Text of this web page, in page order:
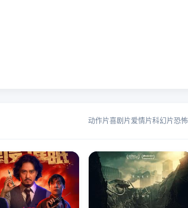
动作片喜剧片爱情片科幻片恐